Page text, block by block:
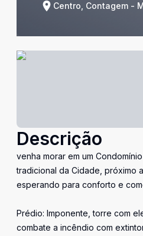
Centro, Contagem -
Descrição
venha morar em um
tradicional da Cidade, próximo
esperando para conforto e
Prédio: Imponente, torre com
combate a incêndio com